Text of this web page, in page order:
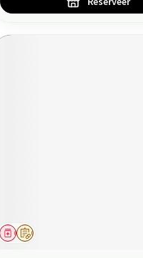
Op voorschrift
Geneesmiddel